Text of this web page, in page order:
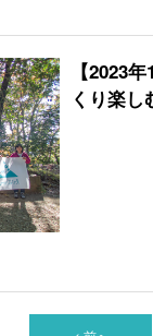
【2023
くり楽